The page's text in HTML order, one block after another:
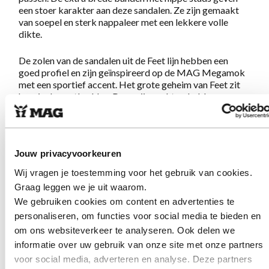
Jouw privacyvoorkeuren
Wij vragen je toestemming voor het gebruik van cookies.
Graag leggen we je uit waarom.
We gebruiken cookies om content en advertenties te
personaliseren, om functies voor social media te bieden en
om ons websiteverkeer te analyseren. Ook delen we
informatie over uw gebruik van onze site met onze partners
voor social media, adverteren en analyse. Deze partners
een stoer karakter aan deze sandalen. Ze zijn gemaakt
van soepel en sterk nappaleer met een lekkere volle
dikte.
De zolen van de sandalen uit de Feet lijn hebben een
goed profiel en zijn geïnspireerd op de MAG Megamok
met een sportief accent. Het grote geheim van Feet zit
hem in de voetbedden. Deze zijn zacht en hebben een
goede schokdemping en blijven ook bij langer gebruik
comfortabel aanvoelen. De voetbedden zijn anatomisch
gevormd waardoor ze je voet optimaal ondersteunen en
Let op: het voetbed is niet uitneembaar.
Schoenen die de MAG belofte:Geweldig lopen op
schoenen met lef en karakter,
musthave voor de zomer!
Eigenschappen Feet 3001 White